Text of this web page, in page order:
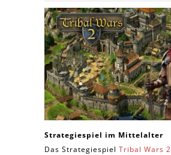
Strategiespiel im Mittelalter
Das Strategiespiel Tribal Wars 2